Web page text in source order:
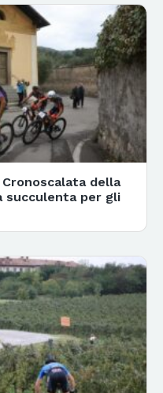
della
succulenta per gli